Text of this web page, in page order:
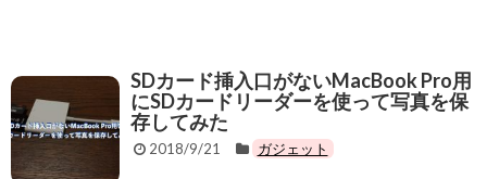
SDカード挿入口がないMacBook Pro用
にSDカードリーダーを使って写真を保
存してみた
2018/9/21 ガジェット